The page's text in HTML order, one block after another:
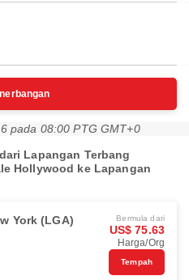
pada 08:00 PTG GMT+0
Lapangan Terbang
Hollywood ke Lapangan
York (LGA) Bermula dari
US$ 75.63
Harga/Org
Tempah